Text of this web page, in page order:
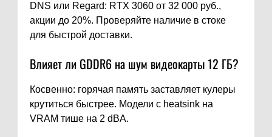
DNS или Regard: RTX 3060 от 32 000 руб.,
акции до 20%. Проверяйте наличие в стоке
для быстрой доставки.
Влияет ли GDDR6 на шум видеокарты 12 ГБ?
Косвенно: горячая память заставляет кулеры
крутиться быстрее. Модели с heatsink на
VRAM тише на 2 dBA.